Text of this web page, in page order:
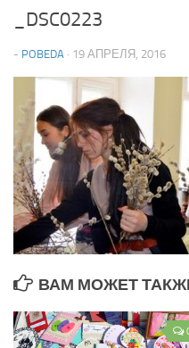
_DSC0223
- POBEDA · 19 АПРЕЛЯ, 2016
ВАМ МОЖЕТ